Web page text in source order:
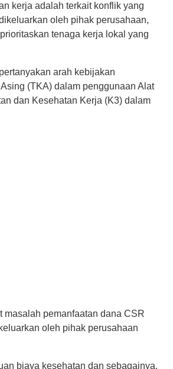
kerja adalah terkait konflik yang
oleh pihak perusahaan,
tenaga kerja lokal yang
arah kebijakan
(TKA) dalam penggunaan Alat
dan Kesehatan Kerja (K3) dalam
masalah pemanfaatan dana CSR
oleh pihak perusahaan
biaya kesehatan dan sebagainya,